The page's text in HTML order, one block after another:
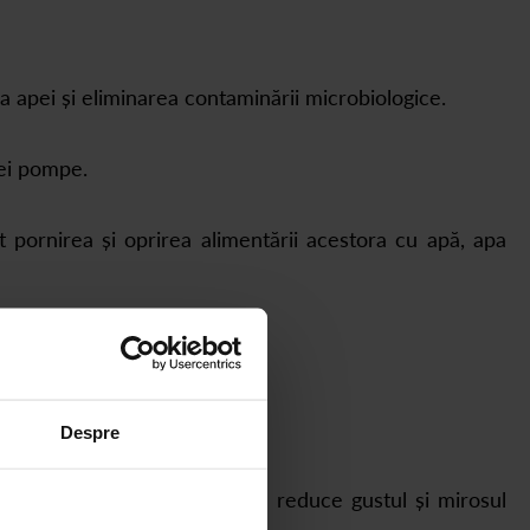
Despre
apei și eliminarea contaminării microbiologice.
pompe.
și oprirea alimentării acestora cu apă, apa
programat electronic.
având capacitatea de a reduce gustul și mirosul